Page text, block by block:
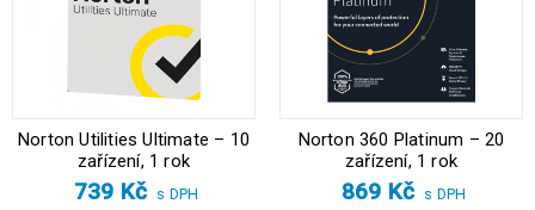
Norton Utilities Ultimate – 10
zařízení, 1 rok
739 Kč s DPH
Norton 360 Platinum – 20
zařízení, 1 rok
869 Kč s DPH